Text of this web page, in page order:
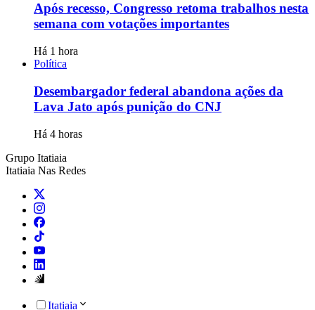
Após recesso, Congresso retoma trabalhos nesta
semana com votações importantes
Há 1 hora
Política
Desembargador federal abandona ações da
Lava Jato após punição do CNJ
Há 4 horas
Grupo Itatiaia
Itatiaia Nas Redes
Itatiaia